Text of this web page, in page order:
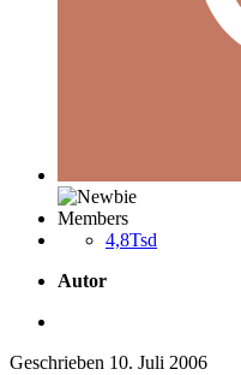
Members
4,8Tsd
Autor
Geschrieben 10. Juli 2006